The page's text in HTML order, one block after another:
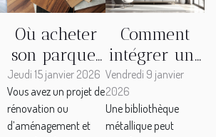
Où acheter
son parquet
à Aix-en-
Provence :
les options
Jeudi 15 janvier 2026
Vous avez un projet de
rénovation ou
d’aménagement et
Comment
intégrer une
bibliothèque
métallique
dans une
Vendredi 9 janvier
2026
Une bibliothèque
métallique peut